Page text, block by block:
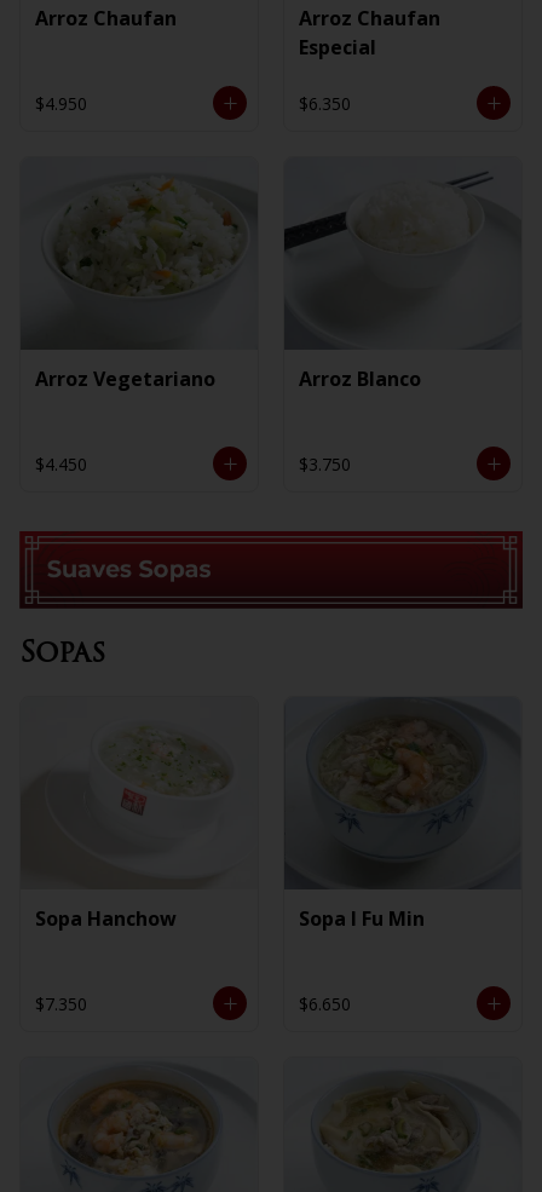
Arroz Chaufan
$4.950
Arroz Chaufan
Especial
$6.350
Arroz Vegetariano
$4.450
Arroz Blanco
$3.750
Sopas
Sopa Hanchow
$7.350
Sopa I Fu Min
$6.650